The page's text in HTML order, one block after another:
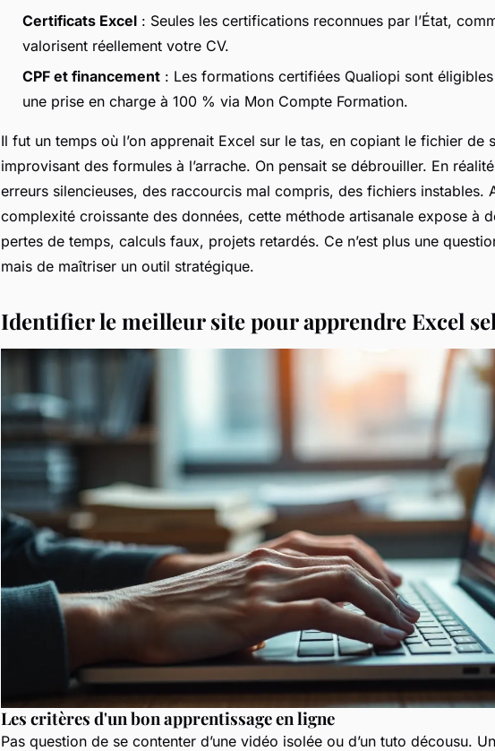
Certificats Excel : Seules les certifications reconnues par l’État,
valorisent réellement votre CV.
CPF et financement : Les formations certifiées Qualiopi sont
une prise en charge à 100 % via Mon Compte Formation.
Il fut un temps où l’on apprenait Excel sur le tas, en copiant le fichier de
improvisant des formules à l’arrache. On pensait se débrouiller. En
erreurs silencieuses, des raccourcis mal compris, des fichiers instables.
complexité croissante des données, cette méthode artisanale expose à
pertes de temps, calculs faux, projets retardés. Ce n’est plus une
mais de maîtriser un outil stratégique.
Identifier le meilleur site pour apprendre Excel
Les critères d'un bon apprentissage en ligne
Pas question de se contenter d’une vidéo isolée ou d’un tuto décousu.